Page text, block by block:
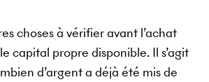
choses à vérifier avant l’achat
capital propre disponible. Il s’agit
d’argent a déjà été mis de